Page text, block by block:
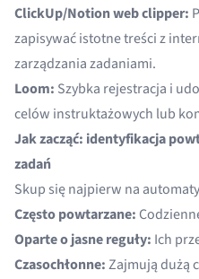
ClickUp/Notion web clipper:
zapisywać istotne treści z
zarządzania zadaniami.
Loom: Szybka rejestracja i
celów instruktażowych lub
Jak zacząć: identyfikacja
zadań
Skup się najpierw na
Często powtarzane:
Oparte o jasne reguły: Ich
Czasochłonne:Zajmują dużą